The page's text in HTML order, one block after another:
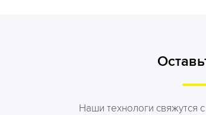
Наши технологи свяжутся